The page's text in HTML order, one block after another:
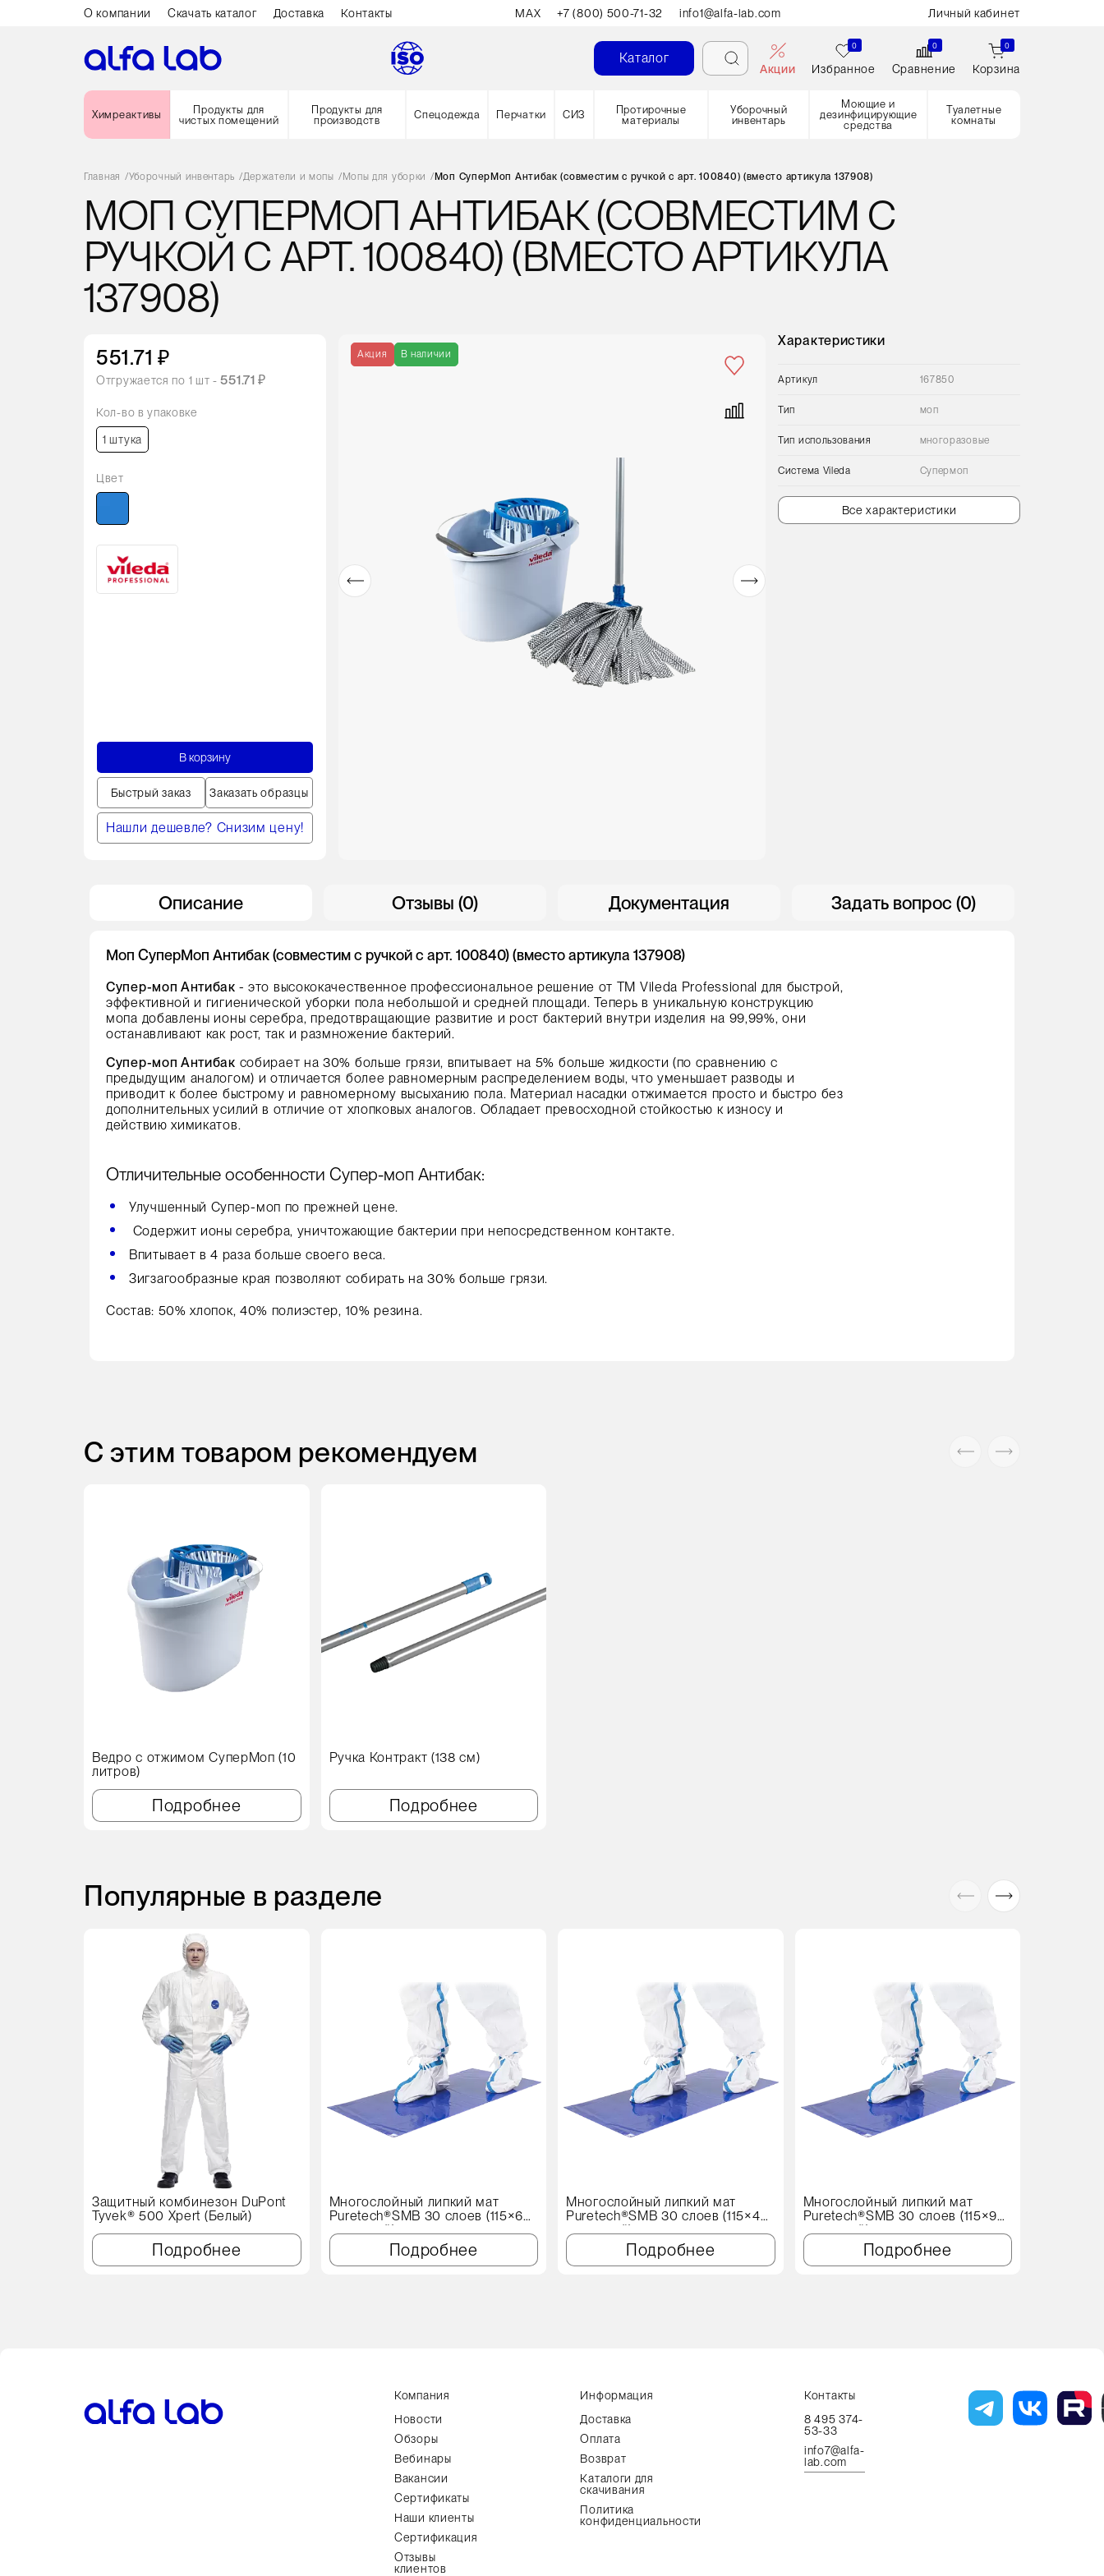
О компании Скачать каталог Доставка Контакты MAX +7 (800) 500-71-32 info1@alfa-lab.com Личный кабинет
Каталог
Акции
0
Избранное
0
Сравнение
0
Корзина
Химреактивы
Продукты для
чистых помещений
Продукты для
производств
Спецодежда Перчатки СИЗ
Протирочные
материалы
Уборочный
инвентарь
Моющие и
дезинфицирующие
средства
Туалетные
комнаты
Главная /Уборочный инвентарь /Держатели и мопы /Мопы для уборки / Моп СуперМоп Антибак (совместим с ручкой с арт. 100840) (вместо артикула 137908)
МОП СУПЕРМОП АНТИБАК (СОВМЕСТИМ С
РУЧКОЙ С АРТ. 100840) (ВМЕСТО АРТИКУЛА
137908)
551.71 ₽
Отгружается по 1 шт -551.71 ₽
Кол-во в упаковке
1 штука
Цвет
В корзину
Быстрый заказ Заказать образцы
Нашли дешевле? Снизим цену!
Акция В наличии
Характеристики
Артикул 167850
Тип моп
Тип использования многоразовые
Сиcтема Vileda Супермоп
Все характеристики
Описание Отзывы (0) Документация Задать вопрос (0)
Моп СуперМоп Антибак (совместим с ручкой с арт. 100840) (вместо артикула 137908)
Супер-моп Антибак - это высококачественное профессиональное решение от ТМ Vileda Professional для быстрой,
эффективной и гигиенической уборки пола небольшой и средней площади. Теперь в уникальную конструкцию
мопа добавлены ионы серебра, предотвращающие развитие и рост бактерий внутри изделия на 99,99%, они
останавливают как рост, так и размножение бактерий.
Супер-моп Антибак собирает на 30% больше грязи, впитывает на 5% больше жидкости (по сравнению с
предыдущим аналогом) и отличается более равномерным распределением воды, что уменьшает разводы и
приводит к более быстрому и равномерному высыханию пола. Материал насадки отжимается просто и быстро без
дополнительных усилий в отличие от хлопковых аналогов. Обладает превосходной стойкостью к износу и
действию химикатов.
Отличительные особенности Супер-моп Антибак:
Улучшенный Супер-моп по прежней цене.
Содержит ионы серебра, уничтожающие бактерии при непосредственном контакте.
Впитывает в 4 раза больше своего веса.
Зигзагообразные края позволяют собирать на 30% больше грязи.
Состав: 50% хлопок, 40% полиэстер, 10% резина.
С этим товаром рекомендуем
Ведро с отжимом СуперМоп (10
литров)
Подробнее
Ручка Контракт (138 см)
Подробнее
Популярные в разделе
Защитный комбинезон DuPont
Tyvek® 500 Xpert (Белый)
Подробнее
Многослойный липкий мат
Puretech®SMB 30 слоев (115×60
см, синий)
Подробнее
Многослойный липкий мат
Puretech®SMB 30 слоев (115×45
см, синий)
Подробнее
Многослойный липкий мат
Puretech®SMB 30 слоев (115×90
см, синий)
Подробнее
Компания
Новости
Обзоры
Вебинары
Вакансии
Сертификаты
Наши клиенты
Сертификация
Отзывы
клиентов
Информация
Доставка
Оплата
Возврат
Каталоги для
скачивания
Политика
конфиденциальности
Контакты
8 495 374-
53-33
info7@alfa-
lab.com